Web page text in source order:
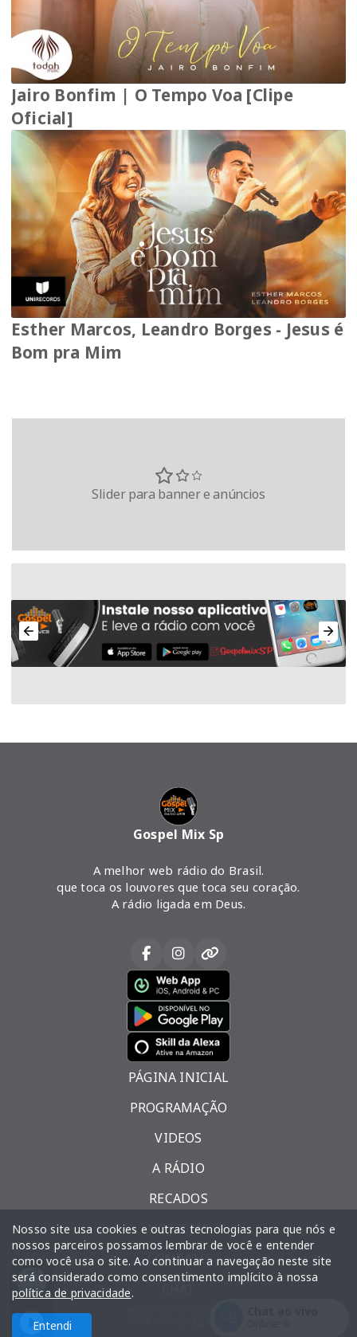
louvorEstação louvor
- Parte 2Melhor da semana - Parte 2
Jairo Bonfim | O Tempo Voa [Clipe
Oficial]
Esther Marcos, Leandro Borges - Jesus é
Bom pra Mim
Slider para banner e anúncios
Gospel Mix Sp
A melhor web rádio do Brasil.
que toca os louvores que toca seu coração.
A rádio ligada em Deus.
PÁGINA INICIAL
PROGRAMAÇÃO
VIDEOS
A RÁDIO
RECADOS
NOTÍCIAS
CONTATO
Nosso site usa cookies e outras tecnologias para que nós e
nossos parceiros possamos lembrar de você e entender
como você usa o site. Ao continuar a navegação neste site
será considerado como consentimento implícito à nossa
política de privacidade.
Entendi